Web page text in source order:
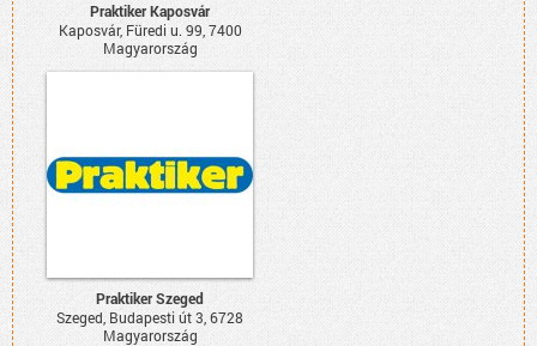
Praktiker Kaposvár
Kaposvár, Füredi u. 99, 7400
Magyarország
Praktiker Szeged
Szeged, Budapesti út 3, 6728
Magyarország